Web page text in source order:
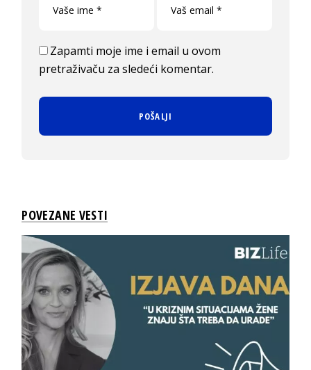
Zapamti moje ime i email u ovom
pretraživaču za sledeći komentar.
POVEZANE VESTI